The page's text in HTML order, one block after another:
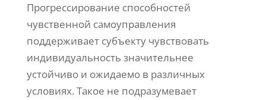
Прогрессирование способностей
чувственной самоуправления
поддерживает субъекту чувствовать
индивидуальность значительнее
устойчиво и ожидаемо в различных
условиях. Такое не подразумевает